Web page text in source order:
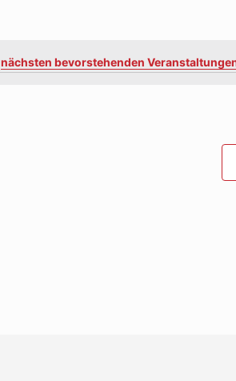
nächsten bevorstehenden